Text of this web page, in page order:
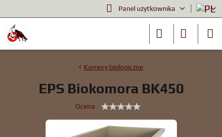
Panel użytkownika
Komory biologiczne
EPS Biokomora BK450
Ocena